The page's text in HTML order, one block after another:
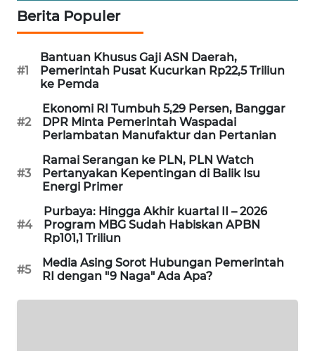
Berita Populer
#1
Bantuan Khusus Gaji ASN Daerah,
Pemerintah Pusat Kucurkan Rp22,5 Triliun
ke Pemda
#2
Ekonomi RI Tumbuh 5,29 Persen, Banggar
DPR Minta Pemerintah Waspadai
Perlambatan Manufaktur dan Pertanian
#3
Ramai Serangan ke PLN, PLN Watch
Pertanyakan Kepentingan di Balik Isu
Energi Primer
#4
Purbaya: Hingga Akhir kuartal II – 2026
Program MBG Sudah Habiskan APBN
Rp101,1 Triliun
#5
Media Asing Sorot Hubungan Pemerintah
RI dengan "9 Naga" Ada Apa?
LPKKI
LKKI
KOPEKLIN
PORTAL
KONSUMEN
FORWAMKI
ALPERKLINAS
FORJASIDA